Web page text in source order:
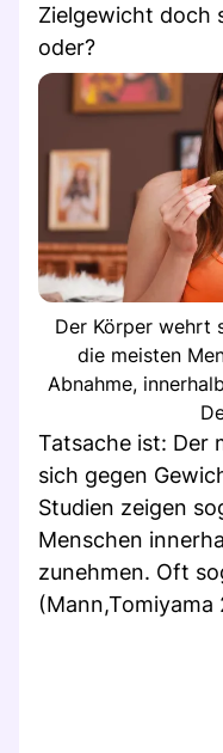
Zielgewicht doch
oder?
Der Körper wehrt
die meisten
Abnahme,
Tatsache ist: Der
sich gegen
Studien zeigen
Menschen
zunehmen. Oft
(Mann,Tomiyama